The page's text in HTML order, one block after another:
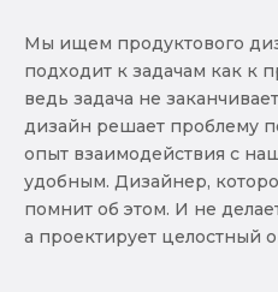
Мы ищем продуктового
подходит к задачам как к
ведь задача не
дизайн решает проблему
опыт взаимодействия с
удобным. Дизайнер,
помнит об этом. И не
а проектирует целостный